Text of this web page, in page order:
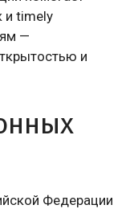
и timely
—
и
Федерации